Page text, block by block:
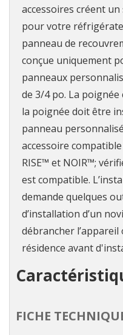
accessoires créent
pour votre
panneau de
conçue uniquement
panneaux
de 3/4 po. La
la poignée doit être
panneau
accessoire
RISE™ et NOIR™;
est compatible.
demande quelques
d’installation d’un
débrancher
résidence avant
FICHE